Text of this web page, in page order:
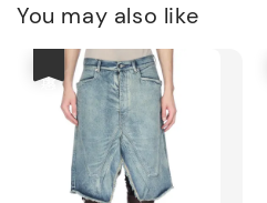
You may also like